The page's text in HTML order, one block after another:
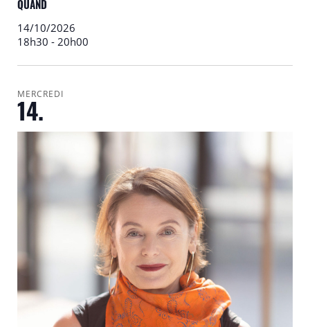
QUAND
14/10/2026
18h30 - 20h00
MERCREDI
14.